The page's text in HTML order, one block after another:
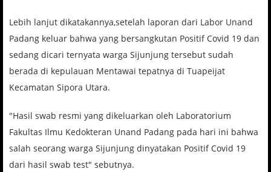
Lebih lanjut dikatakannya,setelah laporan dari Labor Unand
Padang keluar bahwa yang bersangkutan Positif Covid 19 dan
sedang dicari ternyata warga Sijunjung tersebut sudah
berada di kepulauan Mentawai tepatnya di Tuapeijat
Kecamatan Sipora Utara.
"Hasil swab resmi yang dikeluarkan oleh Laboratorium
Fakultas Ilmu Kedokteran Unand Padang pada hari ini bahwa
salah seorang warga Sijunjung dinyatakan Positif Covid 19
dari hasil swab test" sebutnya.